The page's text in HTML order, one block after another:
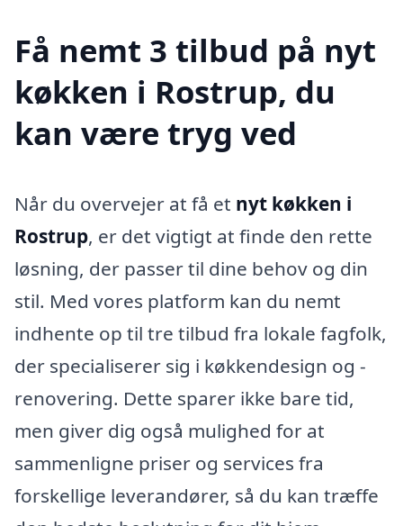
Få nemt 3 tilbud på nyt
køkken i Rostrup, du
kan være tryg ved
Når du overvejer at få et nyt køkken i
Rostrup, er det vigtigt at finde den rette
løsning, der passer til dine behov og din
stil. Med vores platform kan du nemt
indhente op til tre tilbud fra lokale fagfolk,
der specialiserer sig i køkkendesign og -
renovering. Dette sparer ikke bare tid,
men giver dig også mulighed for at
sammenligne priser og services fra
forskellige leverandører, så du kan træffe